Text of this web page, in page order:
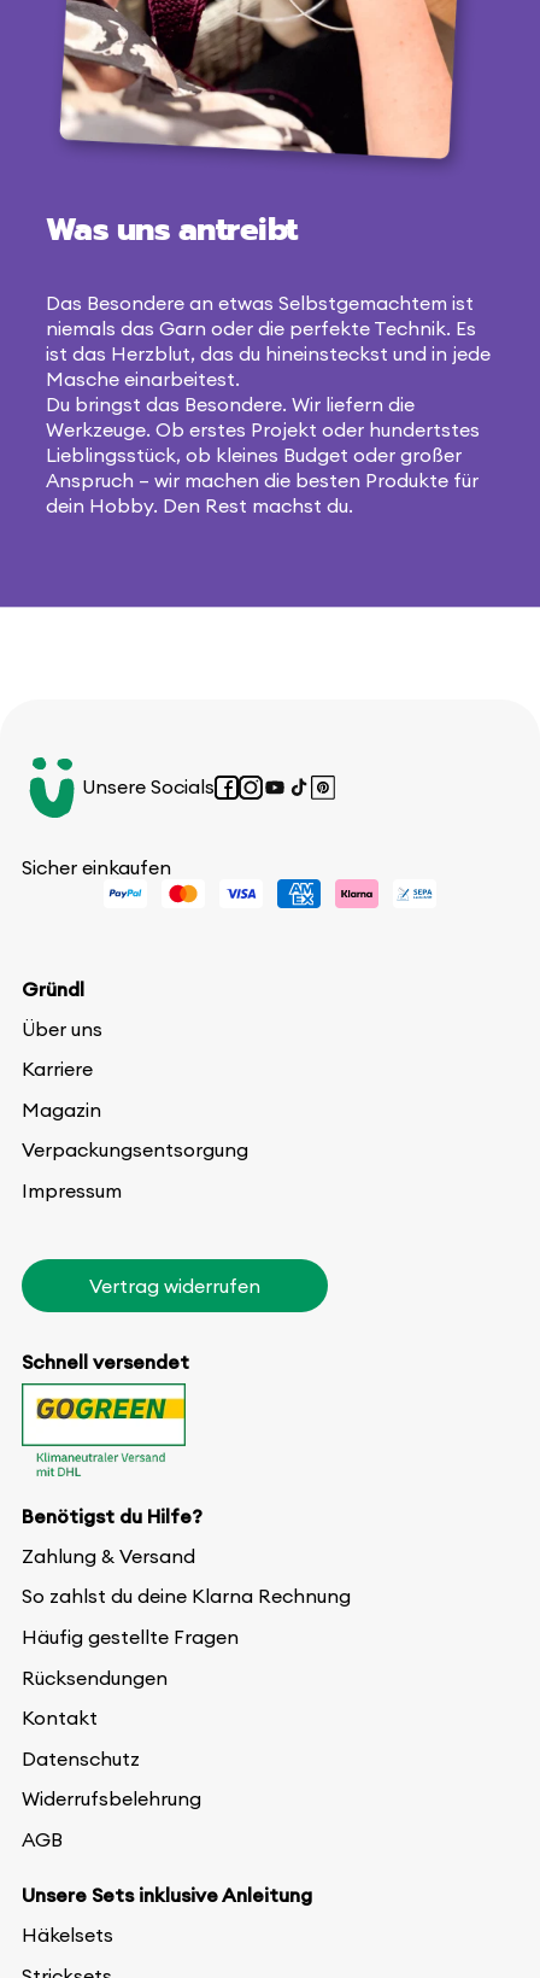
Was uns antreibt
Das Besondere an etwas Selbstgemachtem ist
niemals das Garn oder die perfekte Technik. Es
ist das Herzblut, das du hineinsteckst und in jede
Masche einarbeitest.
Du bringst das Besondere. Wir liefern die
Werkzeuge. Ob erstes Projekt oder hundertstes
Lieblingsstück, ob kleines Budget oder großer
Anspruch – wir machen die besten Produkte für
dein Hobby. Den Rest machst du.
Unsere SocialsFacebook
Instagram
YouTube
TikTokPinterest
Sicher einkaufen
Benötigst du Hilfe?
Zahlung & Versand
So zahlst du deine Klarna Rechnung
Häufig gestellte Fragen
Rücksendungen
Kontakt
Datenschutz
Widerrufsbelehrung
AGB
Unsere Sets inklusive Anleitung
Häkelsets
Gründl
Über uns
Karriere
Magazin
Verpackungsentsorgung
Impressum
Vertrag widerrufen
Schnell versendet